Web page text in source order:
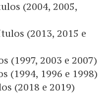
(2004, 2005,
(2013, 2015 e
(1997, 2003 e 2007)
(1994, 1996 e 1998)
(2018 e 2019)